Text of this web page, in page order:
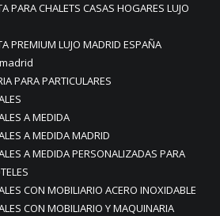
PARA CHALETS CASAS HOGARES LUJO
PREMIUM LUJO MADRID ESPAÑA
PARA PARTICULARES
A MEDIDA
A MEDIDA MADRID
A MEDIDA PERSONALIZADAS PARA
CON MOBILIARIO ACERO INOXIDABLE
CON MOBILIARIO Y MAQUINARIA